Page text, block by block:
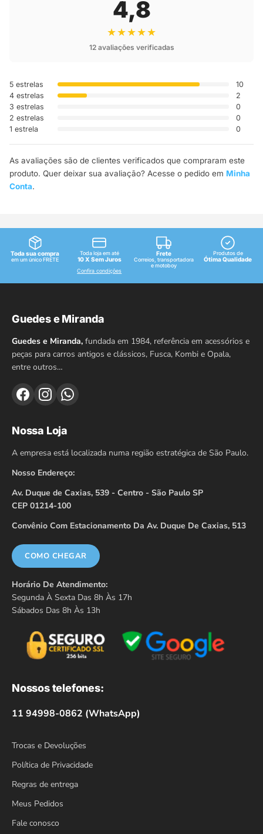
4,8
★★★★★
12 avaliações verificadas
5 estrelas
10
4 estrelas
2
3 estrelas
0
2 estrelas
0
1 estrela
0
As avaliações são de clientes verificados que compraram este
produto. Quer deixar sua avaliação? Acesse o pedido em Minha
Conta.
Toda sua compra
em um único FRETE
Toda loja em até
10 X Sem Juros
Confira condições
Frete
Correios, transportadora
e motoboy
Produtos de
Ótima Qualidade
Guedes e Miranda
Guedes e Miranda, fundada em 1984, referência em acessórios e
peças para carros antigos e clássicos, Fusca, Kombi e Opala,
entre outros…
Nossa Loja
A empresa está localizada numa região estratégica de São Paulo.
Nosso Endereço:
Av. Duque de Caxias, 539 - Centro - São Paulo SP
CEP 01214-100
Convênio Com Estacionamento Da Av. Duque De Caxias, 513
COMO CHEGAR
Horário De Atendimento:
Segunda À Sexta Das 8h Às 17h
Sábados Das 8h Às 13h
Nossos telefones:
11 94998-0862 (WhatsApp)
Trocas e Devoluções
Política de Privacidade
Regras de entrega
Meus Pedidos
Fale conosco